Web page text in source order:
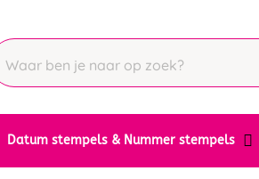
Datum stempels & Nummer stempels